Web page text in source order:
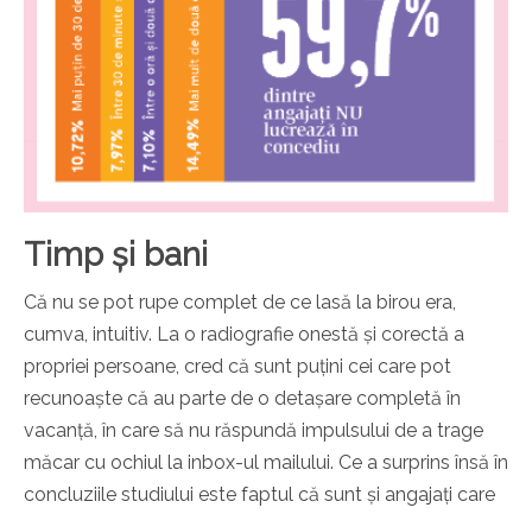
Timp și bani
Că nu se pot rupe complet de ce lasă la birou era,
cumva, intuitiv. La o radiografie onestă și corectă a
propriei persoane, cred că sunt puțini cei care pot
recunoaște că au parte de o detașare completă în
vacanță, în care să nu răspundă impulsului de a trage
măcar cu ochiul la inbox-ul mailului. Ce a surprins însă în
concluziile studiului este faptul că sunt și angajați care